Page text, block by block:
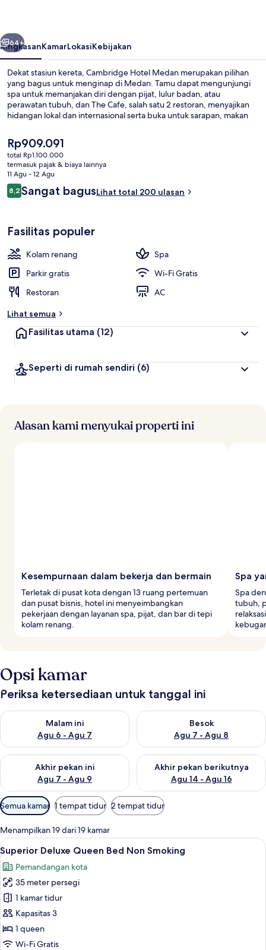
Berikutnya
64+
RingkasanKamarLokasiKebijakan
Dekat stasiun kereta, Cambridge Hotel Medan merupakan pilihan
yang bagus untuk menginap di Medan. Tamu dapat mengunjungi
spa untuk memanjakan diri dengan pijat, lulur badan, atau
perawatan tubuh, dan The Cafe, salah satu 2 restoran, menyajikan
hidangan lokal dan internasional serta buka untuk sarapan, makan
meliputi kolam renang outdoor, bar tepi kolam renang, dan pusat
kebugaran.
Harga
saat
ini
Rp909.091
Rp909.091
total Rp1.100.000
termasuk pajak & biaya lainnya
11 Agu - 12 Agu
Ulasan
8,28,2 dari 10
Sangat bagusLihat total 200 ulasan
Fasilitas populer
Kolam renang
Spa
Parkir gratis
Wi-Fi Gratis
Restoran
AC
Lihat semua
Fasilitas utama (12)
Seperti di rumah sendiri (6)
Alasan kami menyukai properti ini
Kesempurnaan dalam bekerja dan bermain
Terletak di pusat kota dengan 13 ruang pertemuan
dan pusat bisnis, hotel ini menyeimbangkan
pekerjaan dengan layanan spa, pijat, dan bar di tepi
kolam renang.
Spa
Spa
tubuh,
Opsi kamar
Periksa ketersediaan untuk tanggal ini
Malam ini
Agu 6 - Agu 7
Periksa ketersediaan untuk malam ini Agu 6 - Agu 7
Besok
Agu 7 - Agu 8
Periksa ketersediaan untuk
Akhir pekan ini
Agu 7 - Agu 9
Periksa ketersediaan untuk akhir pekan ini Agu 7 - Agu 9
Akhir pekan berikutnya
Agu 14 - Agu 16
Periksa ketersediaan untuk
Filter
tersedia
untuk
kamar
Semua kamar 1 tempat tidur 2 tempat tidur
Menampilkan 19 dari 19 kamar
Lihat
semua
foto
untuk
Superior
Deluxe
Queen
Bed
7
Superior Deluxe Queen Bed Non Smoking
Pemandangan kota
35 meter persegi
1 kamar tidur
Kapasitas 3
1 queen
Wi-Fi Gratis